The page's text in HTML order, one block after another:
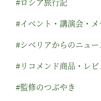
#イベント・講演会・
#シベリアからのニュー
#リコメンド商品・レ
#監修のつぶやき